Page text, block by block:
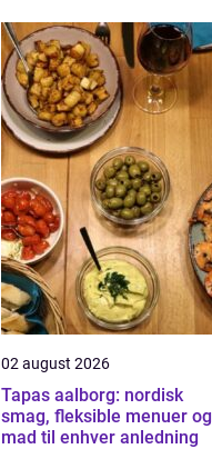
02 august 2026
Tapas aalborg: nordisk
smag, fleksible menuer og
mad til enhver anledning